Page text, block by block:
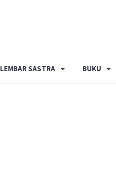
LEMBAR SASTRA BUKU